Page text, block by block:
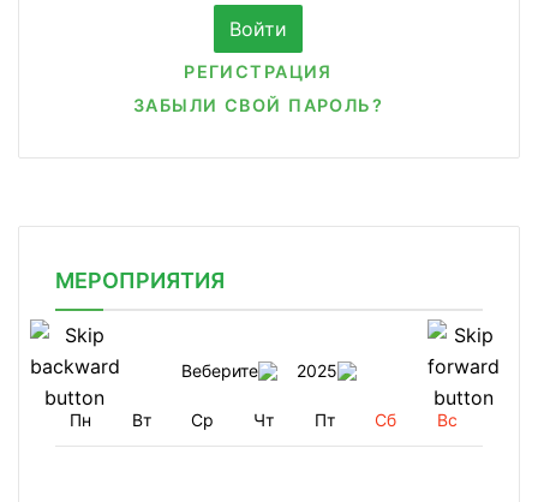
РЕГИСТРАЦИЯ
ЗАБЫЛИ СВОЙ ПАРОЛЬ?
МЕРОПРИЯТИЯ
Веберите 2025
Пн Вт Ср Чт Пт Сб Вс